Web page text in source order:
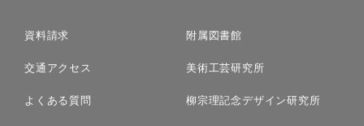
資料請求
交通アクセス
よくある質問
附属図書館
美術工芸研究所
柳宗理記念デザイン研究所